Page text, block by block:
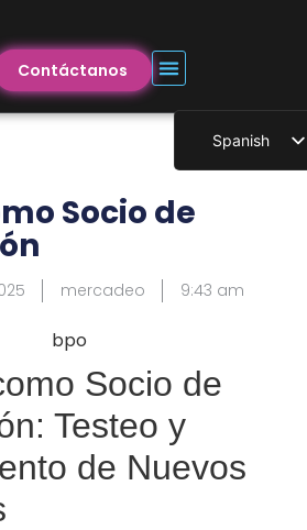
Contáctanos
Spanish
English
Socio de
mercadeo 9:43 am
Socio de
Testeo y
de Nuevos